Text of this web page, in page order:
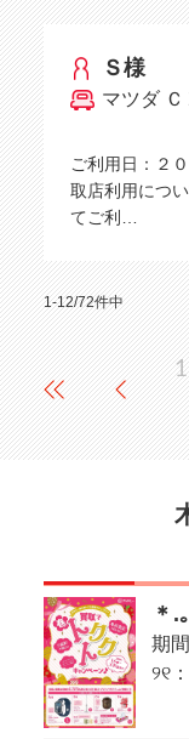
Ｓ様
マツダ Ｃ
ご利用日：２
取店利用につ
てご利…
1-12/72件中
1
期